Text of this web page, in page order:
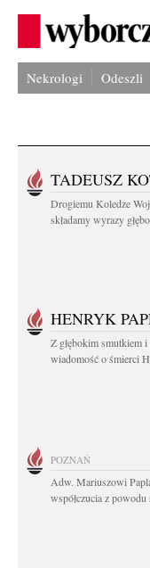
Nekrologi Odeszli
TADEUSZ
Drogiemu Koledze
składamy wyrazy
HENRYK
Z głębokim smutkiem
wiadomość o śmierci
POZNAŃ
Adw. Mariuszowi
współczucia z